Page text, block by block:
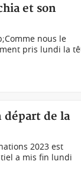
et son
nous le
pris lundi la
départ de la
2023 est
a mis fin lundi